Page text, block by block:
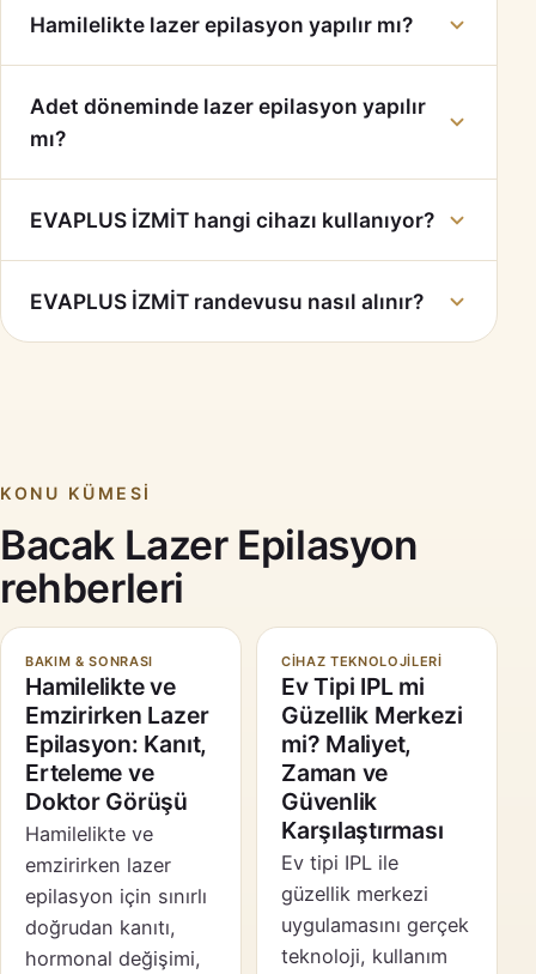
Hamilelikte lazer epilasyon yapılır mı?
Adet döneminde lazer epilasyon yapılır
mı?
EVAPLUS İZMİT hangi cihazı kullanıyor?
EVAPLUS İZMİT randevusu nasıl alınır?
KONU KÜMESI
Bacak Lazer Epilasyon
rehberleri
BAKIM & SONRASI
Hamilelikte ve
Emzirirken Lazer
Epilasyon: Kanıt,
Erteleme ve
Doktor Görüşü
Hamilelikte ve
emzirirken lazer
epilasyon için sınırlı
doğrudan kanıtı,
hormonal değişimi,
CIHAZ TEKNOLOJILERI
Ev Tipi IPL mi
Güzellik Merkezi
mi? Maliyet,
Zaman ve
Güvenlik
Karşılaştırması
Ev tipi IPL ile
güzellik merkezi
uygulamasını gerçek
teknoloji, kullanım